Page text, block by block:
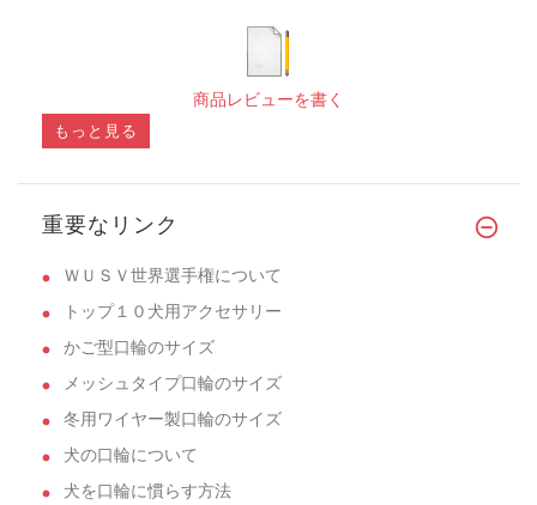
商品レビューを書く
もっと見る
重要なリンク
ＷＵＳＶ世界選手権について
トップ１０犬用アクセサリー
かご型口輪のサイズ
メッシュタイプ口輪のサイズ
冬用ワイヤー製口輪のサイズ
犬の口輪について
犬を口輪に慣らす方法